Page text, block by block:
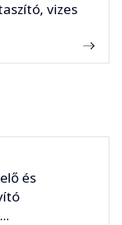
vizes
és